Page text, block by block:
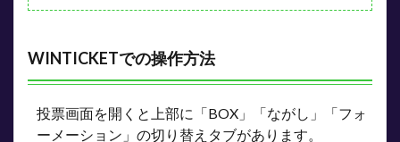
WINTICKETでの操作方法
投票画面を開くと上部に「BOX」「ながし」「フォ
ーメーション」の切り替えタブがあります。